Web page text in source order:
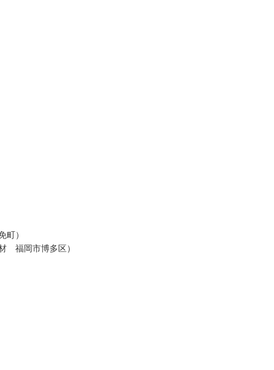
）
福岡市博多区）